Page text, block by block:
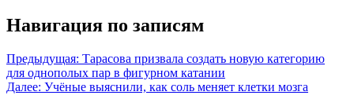
Навигация по записям
Предыдущая: Тарасова призвала создать новую категорию
для однополых пар в фигурном катании
Далее: Учёные выяснили, как соль меняет клетки мозга